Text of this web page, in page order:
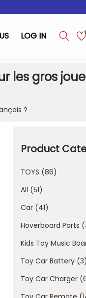
LOG IN
les gros
?
Product
TOYS 86
All 51
Car 41
Hoverboard Parts
Kids Toy Music
Toy Car Battery 3
Toy Car Charger